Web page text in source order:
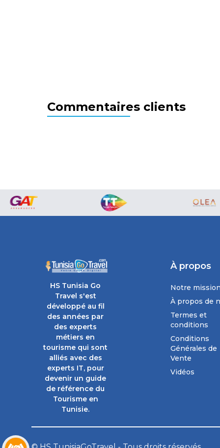
Commentaires clients
HS Tunisia Go
Travel s'est
développé au fil
des années par
des experts
métiers en
tourisme qui sont
alliés avec des
experts IT, pour
devenir un guide
de référence du
Tourisme en
Tunisie.
À propos
Notre
À propos de
Termes et
conditions
Conditions
Générales de
Vente
Vidéos